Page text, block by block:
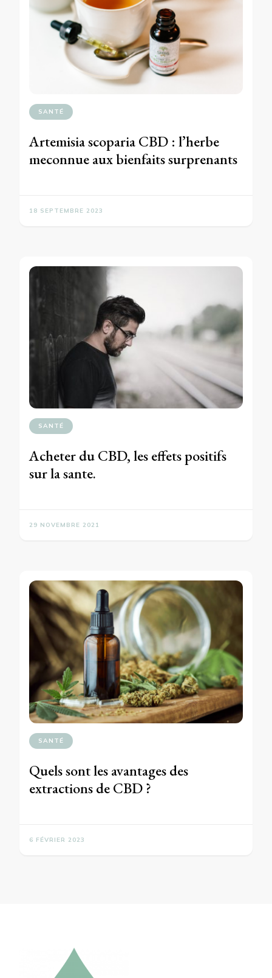
SANTÉ
Artemisia scoparia CBD : l’herbe
meconnue aux bienfaits surprenants
18 SEPTEMBRE 2023
SANTÉ
Acheter du CBD, les effets positifs
sur la sante.
29 NOVEMBRE 2021
SANTÉ
Quels sont les avantages des
extractions de CBD ?
6 FÉVRIER 2023